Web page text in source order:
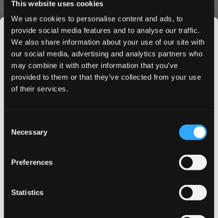
This website uses cookies
We use cookies to personalise content and ads, to
provide social media features and to analyse our traffic.
We also share information about your use of our site with
our social media, advertising and analytics partners who
may combine it with other information that you’ve
provided to them or that they’ve collected from your use
of their services.
Selection
Necessary
Preferences
Statistics
يطلق كل كيس نحيف نكهة كولا متوازنة بشكل مثالي، معززة
بنكهات الفانيليا الكريمية ومنتهية بلمسة الكرز الحلوة. تضمن المادة
البيضاء للكيس تجربة نظيفة ومريحة مع حد أدنى من التقطير.
الجودة والأداء
مصنوعة بواسطة فليفور لابز المحدودة، تحافظ أكياس النيكوتين هذه
على جودة ونكهة ثابتة طوال الاستخدام. يوفر تركيز النيكوتين 16.3
ملغ تجربة مرضية بينما يضمن الشكل النحيف وضعًا مريحًا وغير
شحن فائق السرعة إلى جميع أنحاء قطر
عملية طلب آمنة عبر الإنترنت
ضمان المخزون الطازج
وخدمة التوصيل السريع. استفد من خصومات الجملة للحصول على
قيمة أفضل. اكتشف لماذا أصبحت أكياس كوروا فريش كولا
JOIN THE
SNUSDADDY CLUB
Get first access to fresh drops, hot deals, flavor
tips and and the latest Snusdaddy news.